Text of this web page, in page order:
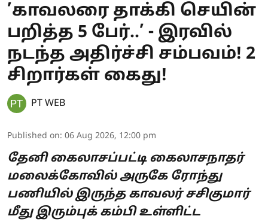
’காவலரை தாக்கி செயின்
பறித்த 5 பேர்..’ - இரவில்
நடந்த அதிர்ச்சி சம்பவம்! 2
சிறார்கள் கைது!
PT WEB
Published on: 06 Aug 2026, 12:00 pm
தேனி கைலாசப்பட்டி கைலாசநாதர்
மலைக்கோவில் அருகே ரோந்து
பணியில் இருந்த காவலர் சசிகுமார்
மீது இரும்புக் கம்பி உள்ளிட்ட